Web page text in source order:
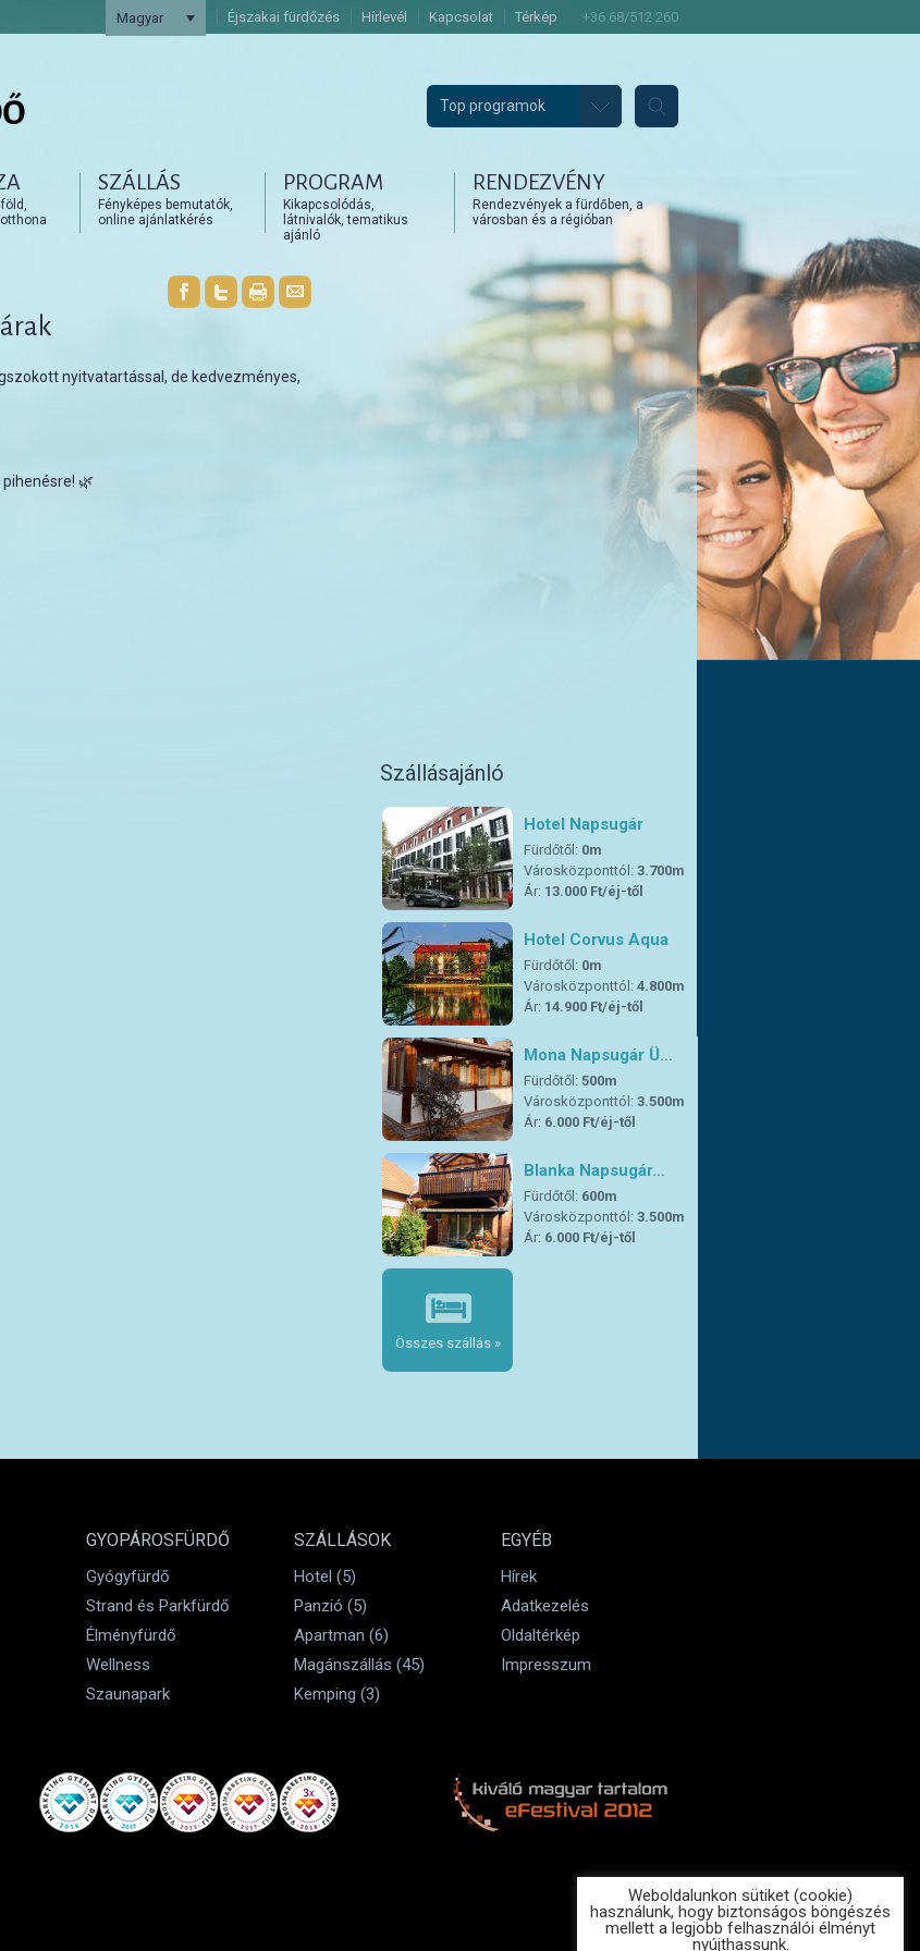
Magyar Éjszakai fürdőzés Hírlevél Kapcsolat Térkép +36 68/512 260
Top programok
SZÁLLÁS
Fényképes bemutatók,
online ajánlatkérés
PROGRAM
Kikapcsolódás,
látnivalók, tematikus
ajánló
RENDEZVÉNY
Rendezvények a fürdőben, a
városban és a régióban
nyitvatartással, de kedvezményes,
🌿
Szállásajánló
Hotel Napsugár
Fürdőtől: 0m
Városközponttól: 3.700m
Ár: 13.000 Ft/éj-től
Hotel Corvus Aqua
Fürdőtől: 0m
Városközponttól: 4.800m
Ár: 14.900 Ft/éj-től
Mona Napsugár Ü…
Fürdőtől: 500m
Városközponttól: 3.500m
Ár: 6.000 Ft/éj-től
Blanka Napsugár…
Fürdőtől: 600m
Városközponttól: 3.500m
Ár: 6.000 Ft/éj-től
Összes szállás »
GYOPÁROSFÜRDŐ
Gyógyfürdő
Strand és Parkfürdő
Élményfürdő
Wellness
Szaunapark
SZÁLLÁSOK
Hotel (5)
Panzió (5)
Apartman (6)
Magánszállás (45)
Kemping (3)
EGYÉB
Hírek
Adatkezelés
Oldaltérkép
Impresszum
Weboldalunkon sütiket (cookie)
használunk, hogy biztonságos böngészés
mellett a legjobb felhasználói élményt
nyújthassunk.